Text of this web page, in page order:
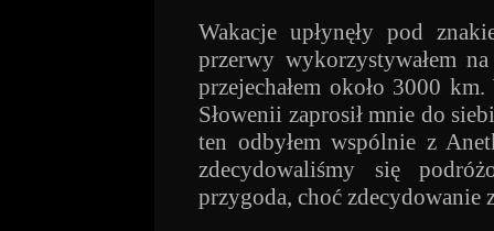
Wakacje upłynęły pod
przerwy wykorzystywałem
przejechałem około 3000
Słowenii zaprosił mnie do
ten odbyłem wspólnie z
zdecydowaliśmy się
przygoda, choć zdecydowanie